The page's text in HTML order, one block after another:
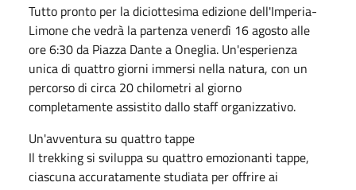
Tutto pronto per la diciottesima edizione dell'Imperia-
Limone che vedrà la partenza venerdì 16 agosto alle
ore 6:30 da Piazza Dante a Oneglia. Un'esperienza
unica di quattro giorni immersi nella natura, con un
percorso di circa 20 chilometri al giorno
completamente assistito dallo staff organizzativo.
Un'avventura su quattro tappe
Il trekking si sviluppa su quattro emozionanti tappe,
ciascuna accuratamente studiata per offrire ai